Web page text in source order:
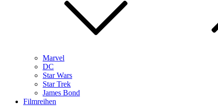
Marvel
DC
Star Wars
Star Trek
James Bond
Filmreihen